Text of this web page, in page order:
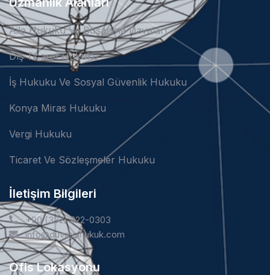
Aile Hukuku Ve Boşanma Davaları
Dış Ticaret Hukuku
İş Hukuku Ve Sosyal Güvenlik Hukuku
Konya Miras Hukuku
Vergi Hukuku
Ticaret Ve Sözleşmeler Hukuku
İletişim Bilgileri
+90 (332) 322-0303
info@duvarcihukuk.com
Ofis Lokasyonu